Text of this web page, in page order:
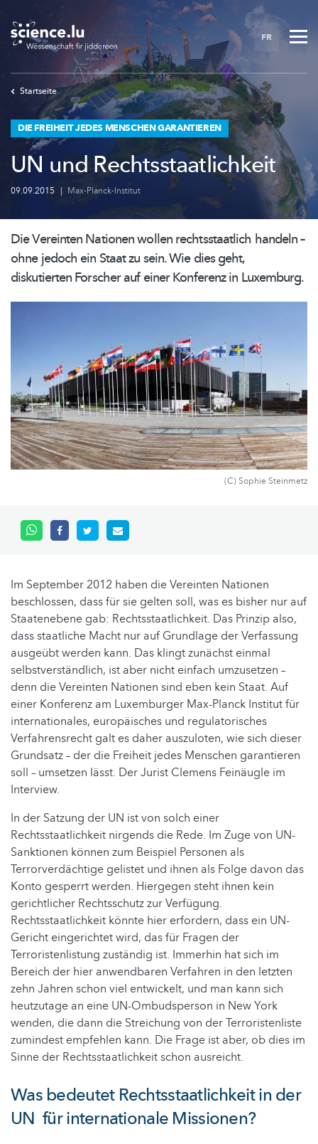
Skip
main
content
FR
Startseite
DIE FREIHEIT JEDES MENSCHEN GARANTIEREN
UN und Rechtsstaatlichkeit
09.09.2015 | Max-Planck-Institut
Die Vereinten Nationen wollen rechtsstaatlich handeln –
ohne jedoch ein Staat zu sein. Wie dies geht,
diskutierten Forscher auf einer Konferenz in Luxemburg.
(C) Sophie Steinmetz
Im September 2012 haben die Vereinten Nationen
beschlossen, dass für sie gelten soll, was es bisher nur auf
Staatenebene gab: Rechtsstaatlichkeit. Das Prinzip also,
dass staatliche Macht nur auf Grundlage der Verfassung
ausgeübt werden kann. Das klingt zunächst einmal
selbstverständlich, ist aber nicht einfach umzusetzen –
denn die Vereinten Nationen sind eben kein Staat. Auf
einer Konferenz am Luxemburger Max-Planck Institut für
internationales, europäisches und regulatorisches
Verfahrensrecht galt es daher auszuloten, wie sich dieser
Grundsatz – der die Freiheit jedes Menschen garantieren
soll – umsetzen lässt. Der Jurist Clemens Feinäugle im
Interview.
In der Satzung der UN ist von solch einer
Rechtsstaatlichkeit nirgends die Rede. Im Zuge von UN-
Sanktionen können zum Beispiel Personen als
Terrorverdächtige gelistet und ihnen als Folge davon das
Konto gesperrt werden. Hiergegen steht ihnen kein
gerichtlicher Rechtsschutz zur Verfügung.
Rechtsstaatlichkeit könnte hier erfordern, dass ein UN-
Gericht eingerichtet wird, das für Fragen der
Terroristenlistung zuständig ist. Immerhin hat sich im
Bereich der hier anwendbaren Verfahren in den letzten
zehn Jahren schon viel entwickelt, und man kann sich
heutzutage an eine UN-Ombudsperson in New York
wenden, die dann die Streichung von der Terroristenliste
zumindest empfehlen kann. Die Frage ist aber, ob dies im
Sinne der Rechtsstaatlichkeit schon ausreicht.
Was bedeutet Rechtsstaatlichkeit in der
UN für internationale Missionen?